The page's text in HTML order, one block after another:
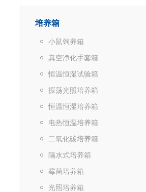
培养箱
小鼠饲养箱
真空净化手套箱
恒温恒湿试验箱
振荡光照培养箱
恒温恒湿培养箱
电热恒温培养箱
二氧化碳培养箱
隔水式培养箱
霉菌培养箱
光照培养箱